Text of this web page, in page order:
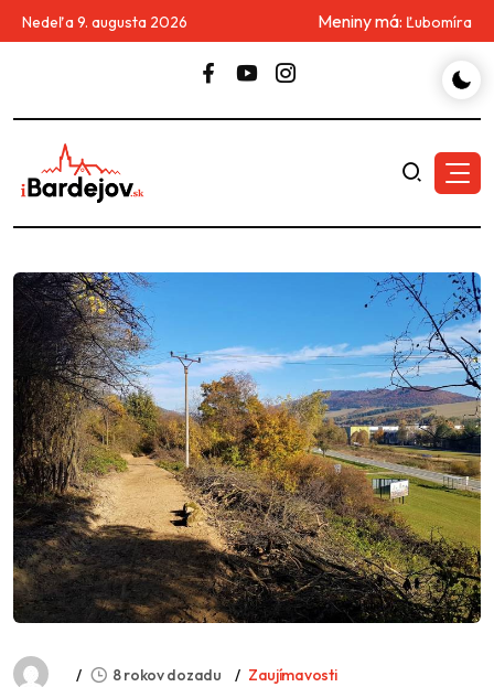
Nedeľa 9. augusta 2026 Meniny má: Ľubomíra
8 rokov dozadu Zaujímavosti